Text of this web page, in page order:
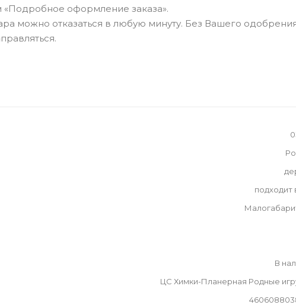
оформление заказа».
можно отказаться в любую минуту. Без Вашего
подходит
В
ЦС Химки-Планерная Родные